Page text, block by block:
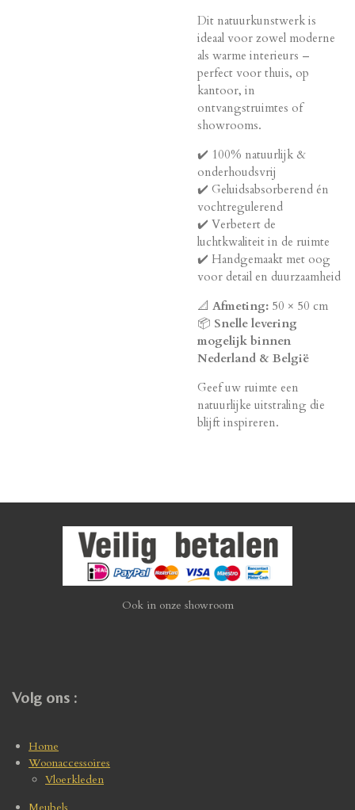
Dit natuurkunstwerk is
ideaal voor zowel moderne
als warme interieurs –
perfect voor thuis, op
kantoor, in
ontvangstruimtes of
showrooms.
✔️ 100% natuurlijk &
onderhoudsvrij
✔️ Geluidsabsorberend én
vochtregulerend
✔️ Verbetert de
luchtkwaliteit in de ruimte
✔️ Handgemaakt met oog
voor detail en duurzaamheid
📐 Afmeting: 50 × 50 cm
📦 Snelle levering
mogelijk binnen
Nederland & België
Geef uw ruimte een
natuurlijke uitstraling die
blijft inspireren.
Ook in onze showroom
Volg ons :
Home
Woonaccessoires
Vloerkleden